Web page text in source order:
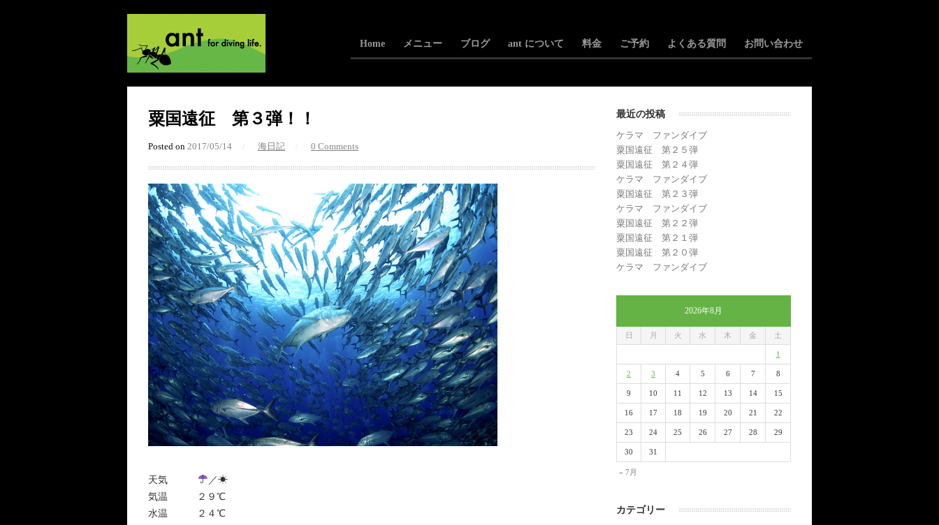
Home メニュー ブログ ant について 料金 ご予約 よくある質問 お問い合わせ
粟国遠征 第３弾！！
Posted on 2017/05/14 海日記 0 Comments
天気
／☀︎
気温 ２９℃
水温 ２４℃
最近の投稿
ケラマ ファンダイブ
粟国遠征 第２５弾
粟国遠征 第２４弾
ケラマ ファンダイブ
粟国遠征 第２３弾
ケラマ ファンダイブ
粟国遠征 第２２弾
粟国遠征 第２１弾
粟国遠征 第２０弾
ケラマ ファンダイブ
2026年8月
日 月 火 水 木 金 土
« 7月
1
2 3 4 5 6 7 8
9 10 11 12 13 14 15
16 17 18 19 20 21 22
23 24 25 26 27 28 29
30 31
カテゴリー